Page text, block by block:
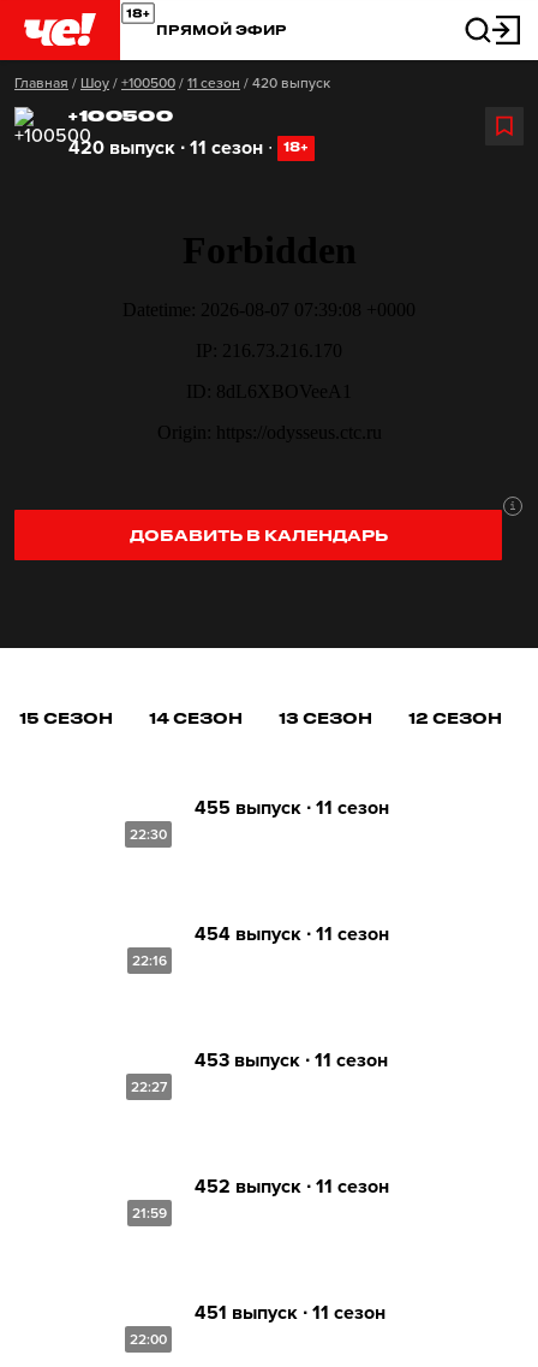
ПРЯМОЙ ЭФИР
Главная / Шоу / +100500 / 11 сезон / 420 выпуск
+100500
420 выпуск ∙ 11 сезон ∙ 18+
ДОБАВИТЬ В КАЛЕНДАРЬ
15 СЕЗОН 14 СЕЗОН 13 СЕЗОН 12 СЕЗОН
22:30
455 выпуск ∙ 11 сезон
22:16
454 выпуск ∙ 11 сезон
22:27
453 выпуск ∙ 11 сезон
21:59
452 выпуск ∙ 11 сезон
22:00
451 выпуск ∙ 11 сезон